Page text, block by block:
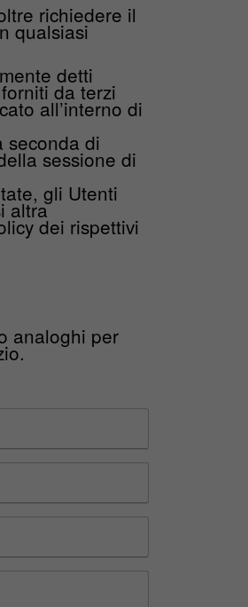
richiedere il
qualsiasi
detti
da terzi
all’interno di
seconda di
sessione di
gli Utenti
altra
dei rispettivi
analoghi per